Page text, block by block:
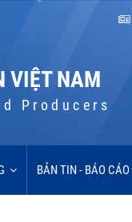
VIỆT NAM
Producers
BẢN TIN - BÁO CÁO